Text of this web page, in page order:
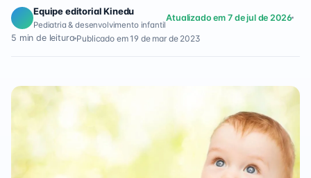
Equipe editorial Kinedu
Pediatria & desenvolvimento infantil
Atualizado em 7 de jul de 2026
5 min de leitura Publicado em 19 de mar de 2023